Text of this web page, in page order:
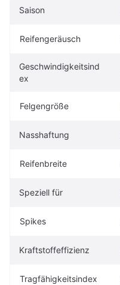
Saison
Reifengeräusch
Geschwindigkeitsind
ex
Felgengröße
Nasshaftung
Reifenbreite
Speziell für
Spikes
Kraftstoffeffizienz
Tragfähigkeitsindex